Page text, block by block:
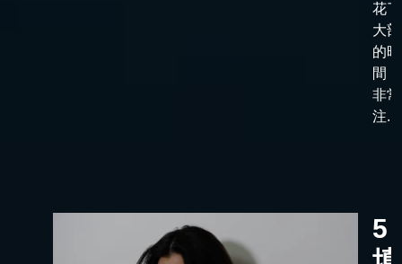
花
大
的時
間
非
注...
5